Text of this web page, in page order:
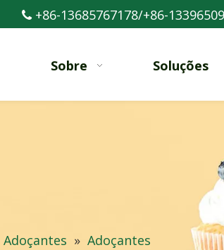
 +86-13685767178/+86-
Sobre Soluções
Adoçantes » Adoçantes